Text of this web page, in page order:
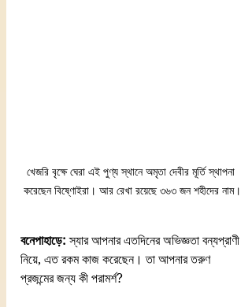
খেজরি বৃক্ষে ঘেরা এই পুণ্য স্থানে অমৃতা দেবীর মূর্তি স্থাপনা
করেছেন বিষ্ণোইরা। আর রেখা রয়েছে ৩৬৩ জন শহীদের নাম।
বনেপাহাড়ে: স্যার আপনার এতদিনের অভিজ্ঞতা বন্যপ্রাণী
নিয়ে, এত রকম কাজ করেছেন। তা আপনার তরুণ
প্রজন্মের জন্য কী পরামর্শ?